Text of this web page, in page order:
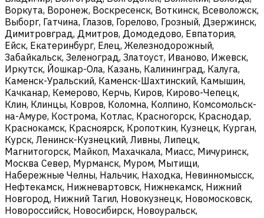
Воркута, Воронеж, Воскресенск, Воткинск, Всеволожск,
Выборг, Гатчина, Глазов, Горелово, Грозный, Дзержинск,
Димитровград, Дмитров, Домодедово, Евпатория,
Ейск, Екатеринбург, Елец, Железнодорожный,
Забайкальск, Зеленоград, Златоуст, Иваново, Ижевск,
Иркутск, Йошкар-Ола, Казань, Калининград, Калуга,
Каменск-Уральский, Каменск-Шахтинский, Камышин,
Качканар, Кемерово, Керчь, Киров, Кирово-Чепецк,
Клин, Клинцы, Ковров, Коломна, Колпино, Комсомольск-
на-Амуре, Кострома, Котлас, Красногорск, Краснодар,
Краснокамск, Красноярск, Кропоткин, Кузнецк, Курган,
Курск, Ленинск-Кузнецкий, Ливны, Липецк,
Магнитогорск, Майкоп, Махачкала, Миасс, Мичуринск,
Москва Север, Мурманск, Муром, Мытищи,
Набережные Челны, Нальчик, Находка, Невинномысск,
Нефтекамск, Нижневартовск, Нижнекамск, Нижний
Новгород, Нижний Тагил, Новокузнецк, Новомосковск,
Новороссийск, Новосибирск, Новоуральск,